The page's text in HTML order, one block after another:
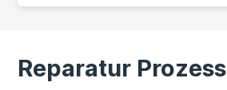
Reparatur Prozess